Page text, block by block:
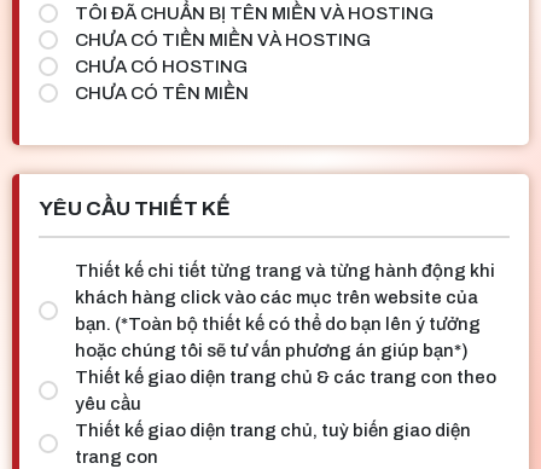
TÔI ĐÃ CHUẨN BỊ TÊN MIỀN VÀ HOSTING
CHƯA CÓ TIỀN MIỀN VÀ HOSTING
CHƯA CÓ HOSTING
CHƯA CÓ TÊN MIỀN
YÊU CẦU THIẾT KẾ
Thiết kế chi tiết từng trang và từng hành động khi
khách hàng click vào các mục trên website của
bạn. (*Toàn bộ thiết kế có thể do bạn lên ý tưởng
hoặc chúng tôi sẽ tư vấn phương án giúp bạn*)
Thiết kế giao diện trang chủ & các trang con theo
yêu cầu
Thiết kế giao diện trang chủ, tuỳ biến giao diện
trang con